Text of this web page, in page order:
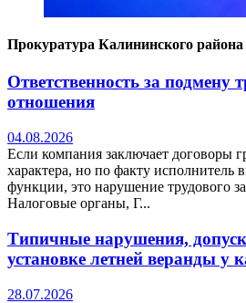
Прокуратура Калининского
Ответственность за подмену
отношения
04.08.2026
Если компания заключает договоры
характера, но по факту исполнитель
функции, это нарушение трудового
Налоговые органы, Г...
Типичные нарушения,
установке летней веранды у
28.07.2026